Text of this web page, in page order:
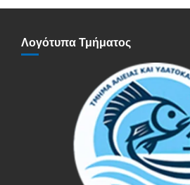
Λογότυπα Τμήματος